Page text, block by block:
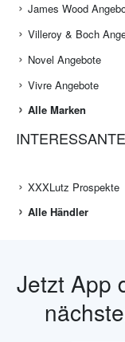
James Wood
Villeroy & Boch
Novel Angebote
Vivre Angebote
Alle Marken
XXXLutz Prospekte
Alle Händler
Jetzt App